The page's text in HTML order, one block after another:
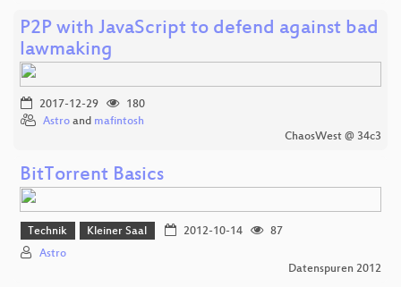
P2P with JavaScript to defend against bad
lawmaking
2017-12-29
180
Astro and mafintosh
ChaosWest @ 34c3
BitTorrent Basics
Technik Kleiner Saal 2012-10-14
87
Astro
Datenspuren 2012